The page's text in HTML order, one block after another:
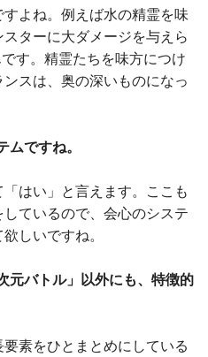
よね。例えば水の精霊を味
ターに大ダメージを与えら
す。精霊たちを味方につけ
スは、奥の深いものになっ
ですね。
はい」と言えます。ここも
ているので、会心のシステ
しいですね。
元バトル」以外にも、特徴的
素をひとまとめにしている